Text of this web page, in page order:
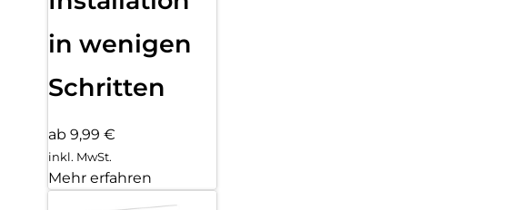
in wenigen
Schritten
ab 9,99 €
inkl. MwSt.
Mehr erfahren